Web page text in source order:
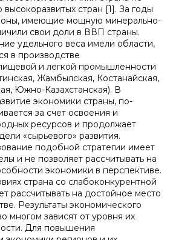
стран [1]. За годы
имеющие мощную минерально-
свои доли в ВВП страны.
удельного веса имели области,
в производстве
и легкой промышленности
Жамбылская, Костанайская,
Южно-Казахстанская). В
экономики страны, по-
за счет освоения и
ресурсов и продолжает
«сырьевого» развития.
подобной стратегии имеет
и не позволяет рассчитывать на
экономики в перспективе.
страна со слабоконкурентной
рассчитывать на достойное место
Результаты экономического
многом зависят от уровня их
Для повышения